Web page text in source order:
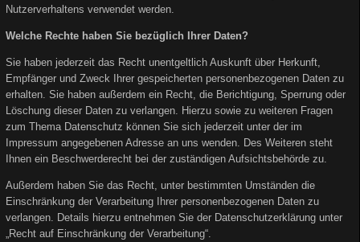
Nutzerverhaltens verwendet werden.
Welche Rechte haben Sie bezüglich Ihrer Daten?
Sie haben jederzeit das Recht unentgeltlich Auskunft über Herkunft,
Empfänger und Zweck Ihrer gespeicherten personenbezogenen Daten zu
erhalten. Sie haben außerdem ein Recht, die Berichtigung, Sperrung oder
Löschung dieser Daten zu verlangen. Hierzu sowie zu weiteren Fragen
zum Thema Datenschutz können Sie sich jederzeit unter der im
Impressum angegebenen Adresse an uns wenden. Des Weiteren steht
Ihnen ein Beschwerderecht bei der zuständigen Aufsichtsbehörde zu.
Außerdem haben Sie das Recht, unter bestimmten Umständen die
Einschränkung der Verarbeitung Ihrer personenbezogenen Daten zu
verlangen. Details hierzu entnehmen Sie der Datenschutzerklärung unter
„Recht auf Einschränkung der Verarbeitung“.